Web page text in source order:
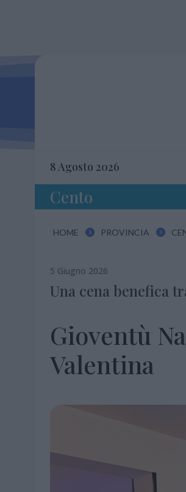
8 Agosto 2026
Cento
HOME  PROVINCIA 
5 Giugno 2026
Una cena benefica
Gioventù
Valentina